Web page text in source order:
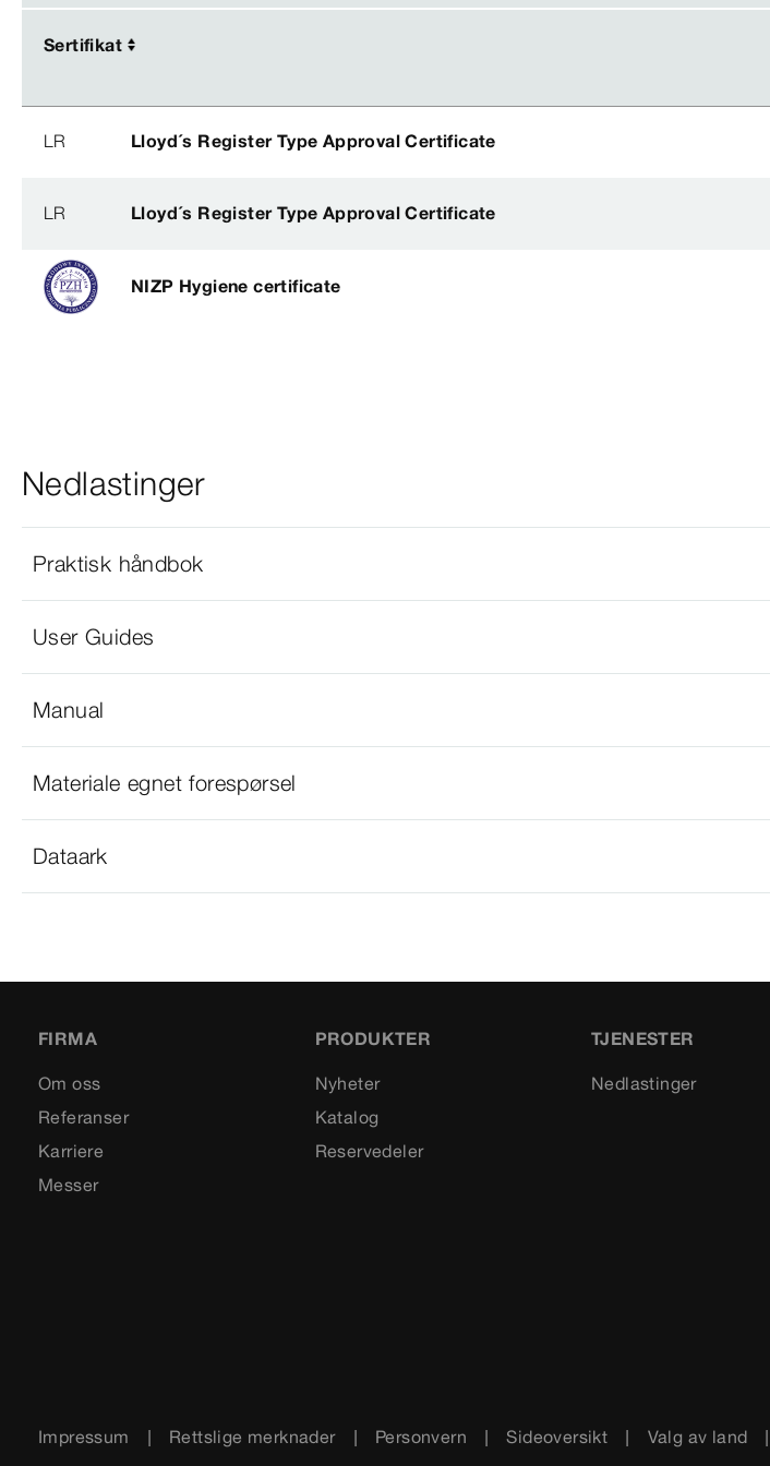
Sertifikat
Sertifikat
LR Lloyd´s Register Type Approval Certificate
LR Lloyd´s Register Type Approval Certificate
NIZP Hygiene certificate
Nedlastinger
Praktisk håndbok
User Guides
Manual
Materiale egnet forespørsel
Dataark
FIRMA
Om oss
Referanser
Karriere
Messer
PRODUKTER
Nyheter
Katalog
Reservedeler
TJENESTER
Nedlastinger
Impressum Rettslige merknader Personvern Sideoversikt Valg av land